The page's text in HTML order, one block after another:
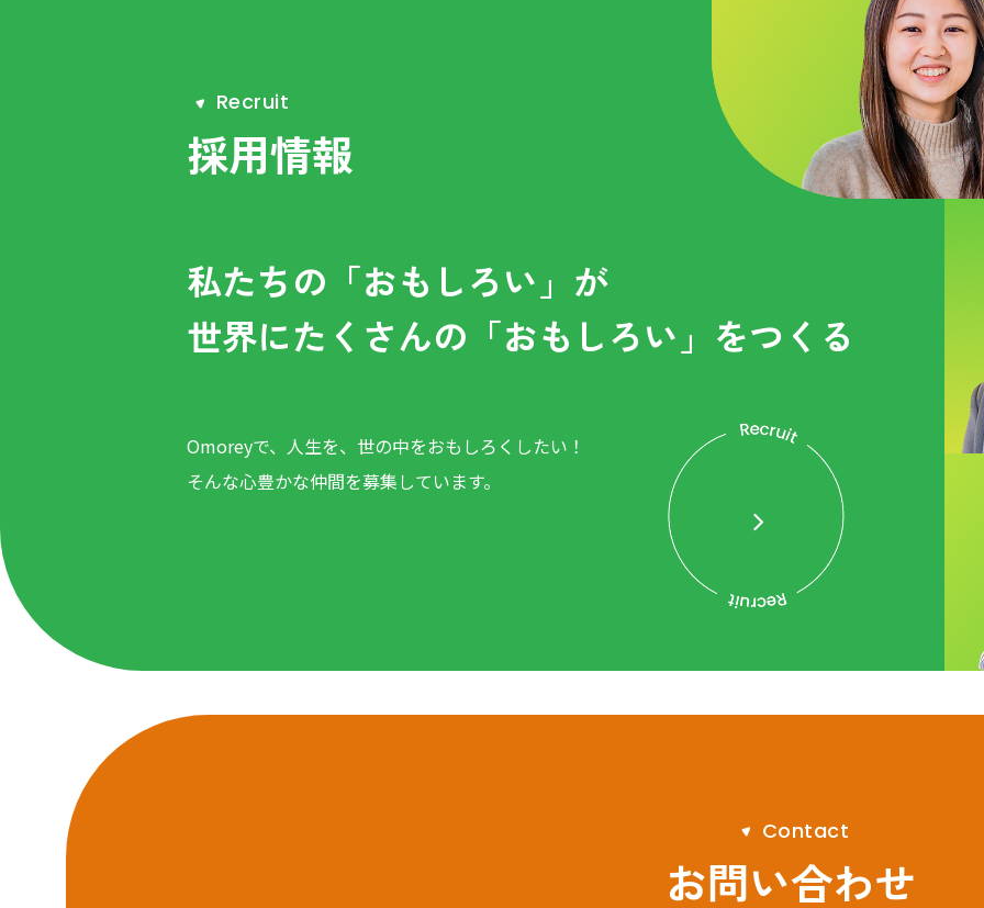
Recruit
採用情報
私たちの「おもしろい」が
世界にたくさんの 「おもしろい」をつくる
Omoreyで、人生を、世の中をおもしろくしたい！
そんな心豊かな仲間を募集しています。
Contact
お問い合わせ